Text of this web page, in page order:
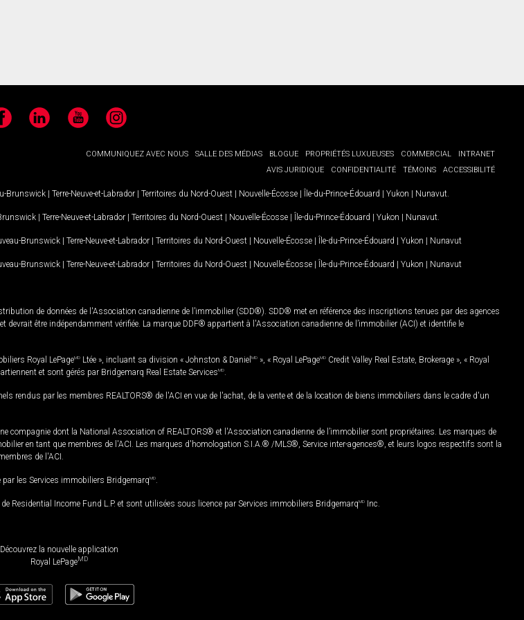
LinkedIn YouTubeInstagram
COMMUNIQUEZ AVEC NOUS SALLE DES MÉDIAS BLOGUE PROPRIÉTÉS LUXUEUSES COMMERCIAL
INTRANET
AVIS JURIDIQUE
CONFIDENTIALITÉ TÉMOINS ACCESSIBILITÉ
Brunswick | Terre-Neuve-et-Labrador | Territoires du Nord-Ouest | Nouvelle-Écosse | Île-du-Prince-Édouard | Yukon | Nunavut
| Terre-Neuve-et-Labrador | Territoires du Nord-Ouest | Nouvelle-Écosse | Île-du-Prince-Édouard | Yukon | Nunavut
Brunswick | Terre-Neuve-et-Labrador | Territoires du Nord-Ouest | Nouvelle-Écosse | Île-du-Prince-Édouard | Yukon | Nunavut
Brunswick | Terre-Neuve-et-Labrador | Territoires du Nord-Ouest | Nouvelle-Écosse | Île-du-Prince-Édouard | Yukon | Nunavut
de données de l'Association canadienne de l’immobilier (SDD®). SDD® met en référence des inscriptions tenues par des agences
être indépendamment vérifiée. La marque DDF® appartient à l'Association canadienne de l’immobilier (ACI) et identifie le
Royal LePageMD Ltée », incluant sa division « Johnston & Daniel MD », « Royal LePageMD Credit Valley Real Estate, Brokerage », « Royal
et sont gérés par Bridgemarq Real Estate ServicesMD
par les membres REALTORS® de l'ACI en vue de l'achat, de la vente et de la location de biens immobiliers dans le cadre d'un
compagnie dont la National Association of REALTORS® et l'Association canadienne de l’immobilier sont propriétaires. Les marques de
en tant que membres de l'ACI. Les marques d'homologation S.I.A.® /MLS®, Service inter-agences®, et leurs logos respectifs sont la
de l'ACI.
par les Services immobiliers BridgemarqMD
Residential Income Fund L.P. et sont utilisées sous licence par Services immobiliers BridgemarqMD Inc.
Découvrez la nouvelle application
Royal LePageMD